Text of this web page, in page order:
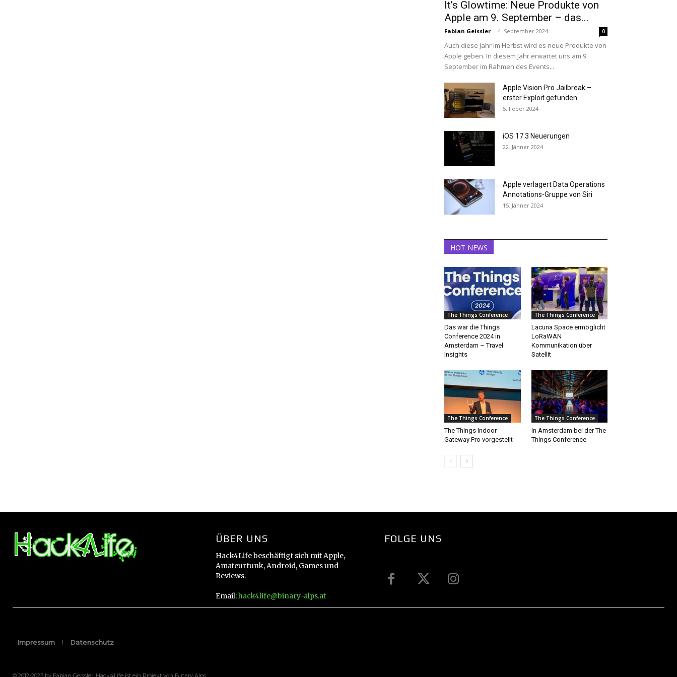
It’s Glowtime: Neue Produkte von
Apple am 9. September – das...
Fabian Geissler - 4. September 2024 0
Auch diese Jahr im Herbst wird es neue Produkte von
Apple geben. In diesem Jahr erwartet uns am 9.
September im Rahmen des Events...
Apple Vision Pro Jailbreak –
erster Exploit gefunden
5. Feber 2024
iOS 17.3 Neuerungen
22. Jänner 2024
Apple verlagert Data Operations
Annotations-Gruppe von Siri
15. Jänner 2024
HOT NEWS
The Things Conference
Das war die Things
Conference 2024 in
Amsterdam – Travel
Insights
The Things Conference
Lacuna Space ermöglicht
LoRaWAN
Kommunikation über
Satellit
The Things Conference
The Things Indoor
Gateway Pro vorgestellt
The Things Conference
In Amsterdam bei der The
Things Conference
ÜBER UNS
Hack4Life beschäftigt sich mit Apple,
Amateurfunk, Android, Games und
Reviews.
Email:hack4life@binary-alps.at
FOLGE UNS
Impressum Datenschutz